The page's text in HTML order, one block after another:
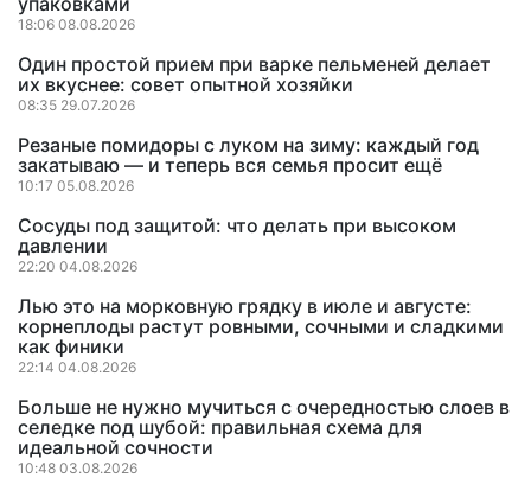
18:06 08.08.2026
Один простой прием при варке пельменей делает
их вкуснее: совет опытной хозяйки
08:35 29.07.2026
Резаные помидоры с луком на зиму: каждый год
закатываю — и теперь вся семья просит ещё
10:17 05.08.2026
Сосуды под защитой: что делать при высоком
давлении
22:20 04.08.2026
Лью это на морковную грядку в июле и августе:
корнеплоды растут ровными, сочными и сладкими
как финики
22:14 04.08.2026
Больше не нужно мучиться с очередностью слоев в
селедке под шубой: правильная схема для
идеальной сочности
10:48 03.08.2026